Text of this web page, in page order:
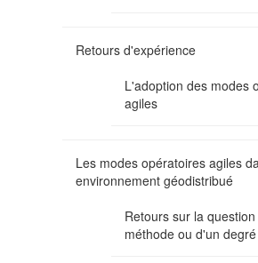
Retours d'expérience
L'adoption des modes
agiles
Les modes opératoires agiles
environnement géodistribué
Retours sur la
méthode ou d'un